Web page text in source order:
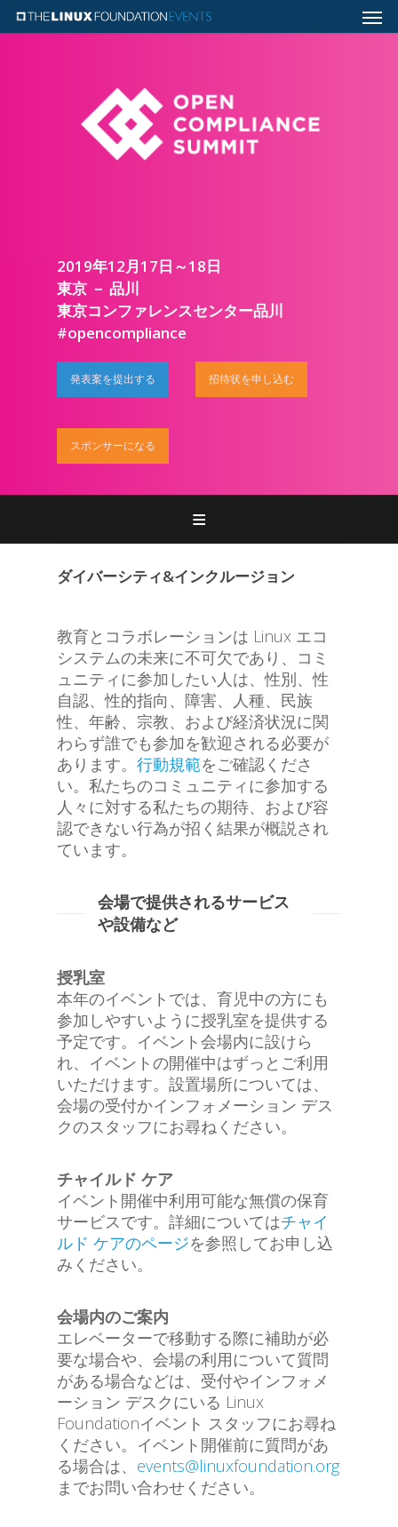
2019年12月17日～18日
東京 － 品川
東京コンファレンスセンター品川
#opencompliance
発表案を提出する 招待状を申し込む
スポンサーになる
プログラム
スポンサー
お問い合わせ
ダイバーシティ&インクルージョン
教育とコラボレーションは Linux エコ
システムの未来に不可欠であり、コミ
ュニティに参加したい人は、性別、性
自認、性的指向、障害、人種、民族
性、年齢、宗教、および経済状況に関
わらず誰でも参加を歓迎される必要が
あります。行動規範をご確認くださ
い。私たちのコミュニティに参加する
人々に対する私たちの期待、および容
認できない行為が招く結果が概説され
ています。
会場で提供されるサービス
や設備など
授乳室
本年のイベントでは、育児中の方にも
参加しやすいように授乳室を提供する
予定です。イベント会場内に設けら
れ、イベントの開催中はずっとご利用
いただけます。設置場所については、
会場の受付かインフォメーション デス
クのスタッフにお尋ねください。
チャイルド ケア
イベント開催中利用可能な無償の保育
サービスです。詳細についてはチャイ
ルド ケアのページを参照してお申し込
みください。
会場内のご案内
エレベーターで移動する際に補助が必
要な場合や、会場の利用について質問
がある場合などは、受付やインフォメ
ーション デスクにいる Linux
Foundationイベント スタッフにお尋ね
ください。イベント開催前に質問があ
る場合は、 events@linuxfoundation.org
までお問い合わせください。